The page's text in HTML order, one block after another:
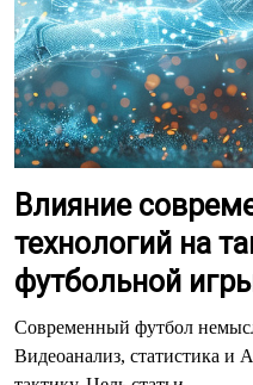
Влияние
технологий на
футбольной
Современный футбол
Видеоанализ, статистика и